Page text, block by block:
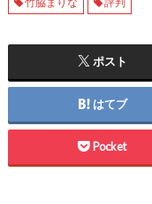
ポスト
はてブ
Pocket